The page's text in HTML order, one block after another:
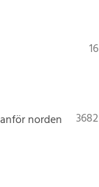
16
norden 3682